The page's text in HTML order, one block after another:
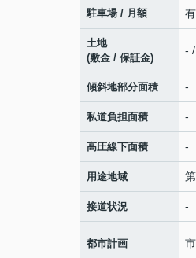
駐車場 / 月額
土地
(敷金 / 保証金)
-
傾斜地部分面積 -
私道負担面積 -
高圧線下面積 -
用途地域
接道状況 -
都市計画